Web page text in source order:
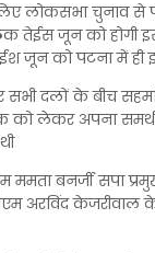
लिए लोकसभा चुनाव
तेईस जून को होगी
जून को पटना में ही
दलों के बीच सहमति
को लेकर अपना
ममता बनर्जी सपा
अरविंद केजरीवाल